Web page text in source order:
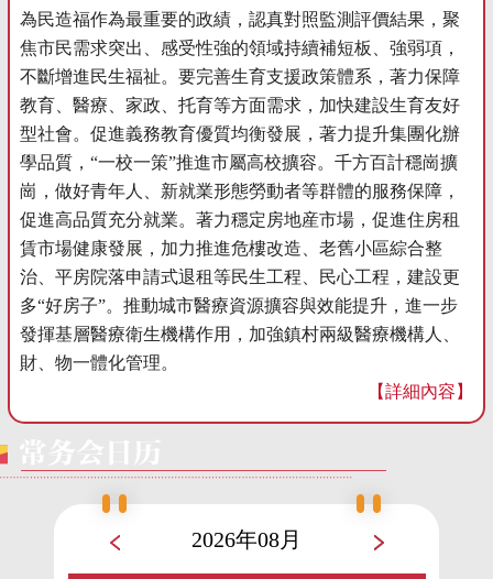
為民造福作為最重要的政績，認真對照監測評價結果，聚
焦市民需求突出、感受性強的領域持續補短板、強弱項，
不斷增進民生福祉。要完善生育支援政策體系，著力保障
教育、醫療、家政、托育等方面需求，加快建設生育友好
型社會。促進義務教育優質均衡發展，著力提升集團化辦
學品質，“一校一策”推進市屬高校擴容。千方百計穩崗擴
崗，做好青年人、新就業形態勞動者等群體的服務保障，
促進高品質充分就業。著力穩定房地産市場，促進住房租
賃市場健康發展，加力推進危樓改造、老舊小區綜合整
治、平房院落申請式退租等民生工程、民心工程，建設更
多“好房子”。推動城市醫療資源擴容與效能提升，進一步
發揮基層醫療衛生機構作用，加強鎮村兩級醫療機構人、
財、物一體化管理。
【詳細內容】
2026年08月